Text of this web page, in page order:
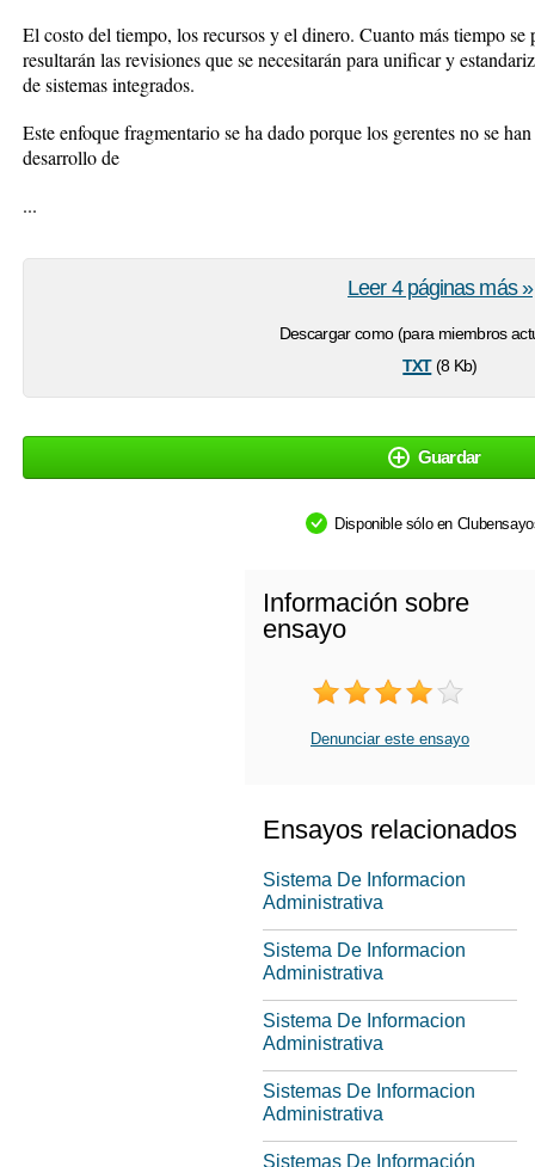
El costo del tiempo, los recursos y el dinero. Cuanto más tiempo se
resultarán las revisiones que se necesitarán para unificar y
de sistemas integrados.
Este enfoque fragmentario se ha dado porque los gerentes no se
desarrollo de
...
Descargar como (para miembros
txt(8 Kb)
Leer 4 páginas más »
Guardar
Disponible sólo en
Información sobre
ensayo
Denunciar este ensayo
Ensayos relacionados
Sistema De Informacion
Administrativa
Sistema De Informacion
Administrativa
Sistema De Informacion
Administrativa
Sistemas De Informacion
Administrativa
Sistemas De Información